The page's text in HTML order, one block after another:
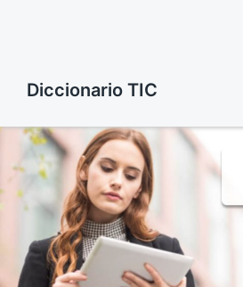
Diccionario TIC